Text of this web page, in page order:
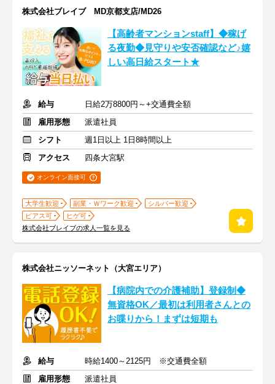
株式会社ブレイブ MD京都支店/MD26
【高齢者マンションstaff】◆稼げ
る夜勤◆見守りや安否確認など♪嬉
しい高日給スタート★
給与
日給2万8800円～+交通費全額
雇用形態
派遣社員
シフト
週1日以上 1日8時間以上
アクセス
四条大宮駅
オンライン面接可
大学生歓迎 副業・Ｗワーク歓迎
シルバー歓迎
ピアス可
ヒゲ可
株式会社ブレイブの求人一覧を見る
株式会社ニッソーネット（大宮エリア）
【病院内での介護補助】登録制◆
無資格OK／最初は利用者さんとの
お喋りから！まずは短期も
給与
時給1400～2125円 ※交通費全額
雇用形態
派遣社員